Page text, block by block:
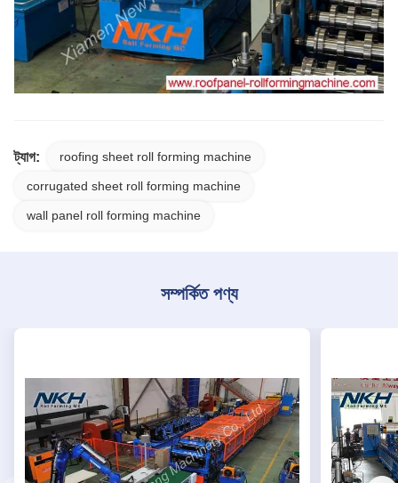
ট্যাগ: roofing sheet roll forming machine
corrugated sheet roll forming machine
wall panel roll forming machine
সম্পর্কিত পণ্য